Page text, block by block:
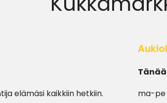
elämäsi kaikkiin hetkiin.
ma-pe